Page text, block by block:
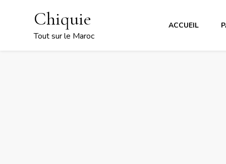
Chiquie
Tout sur le Maroc
ACCUEIL